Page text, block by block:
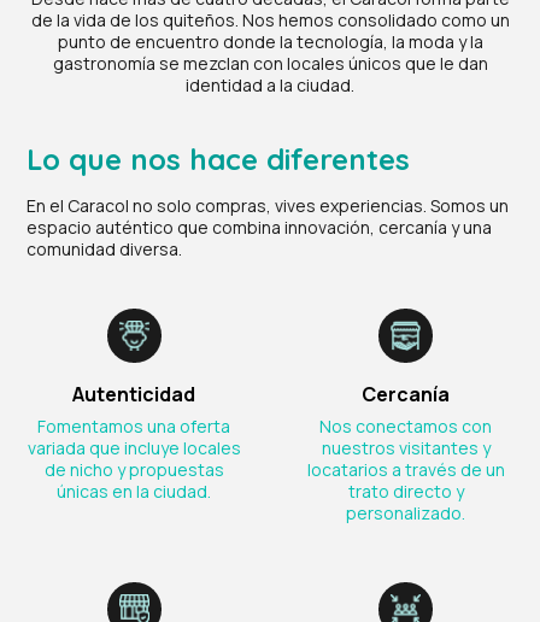
de la vida de los quiteños. Nos hemos consolidado como un
punto de encuentro donde la tecnología, la moda y la
gastronomía se mezclan con locales únicos que le dan
identidad a la ciudad.
Lo que nos hace diferentes
En el Caracol no solo compras, vives experiencias. Somos un
espacio auténtico que combina innovación, cercanía y una
comunidad diversa.
Autenticidad
Fomentamos una oferta
variada que incluye locales
de nicho y propuestas
únicas en la ciudad.
Cercanía
Nos conectamos con
nuestros visitantes y
locatarios a través de un
trato directo y
personalizado.